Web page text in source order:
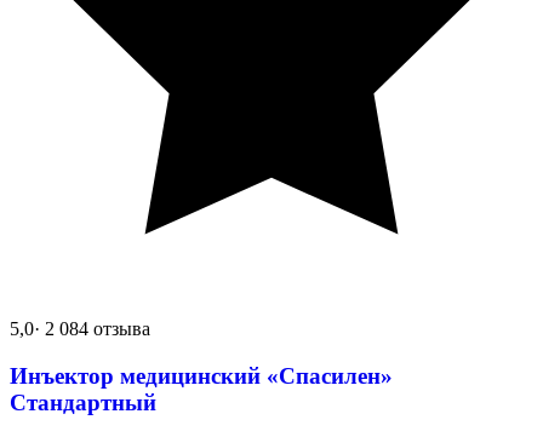
5,0· 2 084 отзыва
Инъектор медицинский «Спасилен»
Стандартный